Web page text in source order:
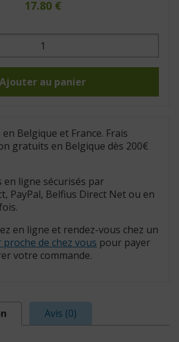
17.80 €
Ajouter au panier
Belgique et France. Frais
gratuits en Belgique dès 200€
en ligne sécurisés par
PayPal, Belfius Direct Net ou en
en ligne et rendez-vous chez un
de chez vous pour payer
votre commande.
Avis (0)